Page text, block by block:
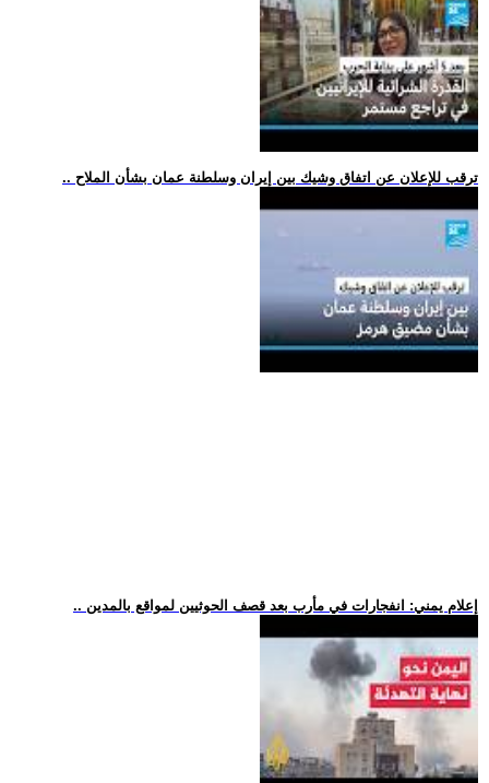
.. ترقب للإعلان عن اتفاق وشيك بين إيران وسلطنة عمان بشأن الملاح
.. إعلام يمني: انفجارات في مأرب بعد قصف الحوثيين لمواقع بالمدين